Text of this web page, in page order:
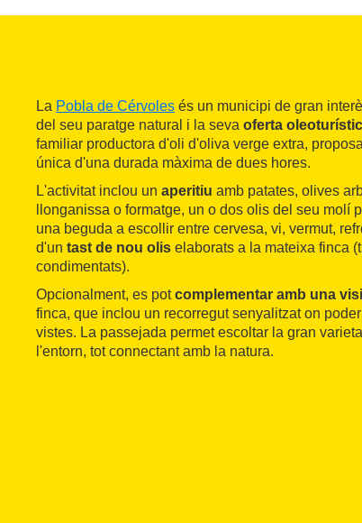
La Pobla de Cérvoles és un municipi de gran
del seu paratge natural i la seva oferta
familiar productora d'oli d'oliva verge extra,
única d'una durada màxima de dues hores.
L'activitat inclou un aperitiu amb patates, olives
llonganissa o formatge, un o dos olis del seu molí
una beguda a escollir entre cervesa, vi, vermut,
d'un tast de nou olis elaborats a la mateixa finca
condimentats).
Opcionalment, es potcomplementar amb una
finca, que inclou un recorregut senyalitzat on
vistes. La passejada permet escoltar la gran
l'entorn, tot connectant amb la natura.